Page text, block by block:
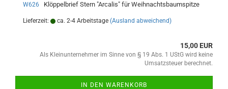
W626 Klöppelbrief Stern "Arcalis" für Weihnachtsbaumspitze
Lieferzeit: ca. 2-4 Arbeitstage (Ausland abweichend)
15,00 EUR
Als Kleinunternehmer im Sinne von § 19 Abs. 1 UStG wird keine
Umsatzsteuer berechnet.
IN DEN WARENKORB